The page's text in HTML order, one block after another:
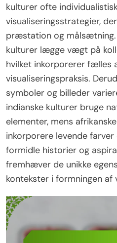
kulturer ofte
visualiseringsstrategier,
præstation og
kulturer lægge vægt på
hvilket inkorporerer fælles
visualiseringspraksis.
symboler og billeder
indianske kulturer bruge
elementer, mens
inkorporere levende
formidle historier og
fremhæver de unikke
kontekster i formningen af